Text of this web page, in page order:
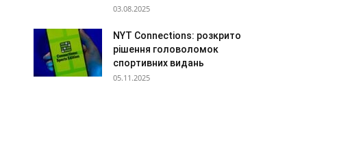
03.08.2025
NYT Connections: розкрито
рішення головоломок
спортивних видань
05.11.2025